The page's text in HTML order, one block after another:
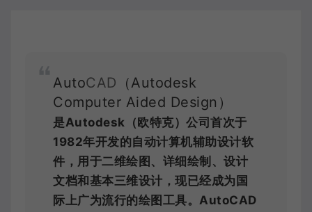
AutoCAD （Autodesk
Computer Aided Design）
是Autodesk（欧特克）公司首次于
1982年开发的自动计算机辅助设计软
件，用于二维绘图、详细绘制、设计
文档和基本三维设计，现已经成为国
际上广为流行的绘图工具。AutoCAD